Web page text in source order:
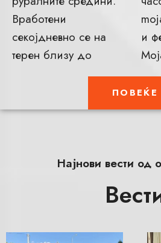
Вработени
секојдневно се на
терен близу до
и
ПОВЕЌЕ
Најнови вести од